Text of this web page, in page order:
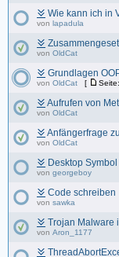
Wie kann ich in
von lapadula
von OldCat
Grundlagen
von OldCat [ Seite:
Aufrufen von
von OldCat
Anfängerfrage
von OldCat
Desktop Symbol
von georgeboy
Code schreiben
von sawka
Trojan Malware
von Aron_1177